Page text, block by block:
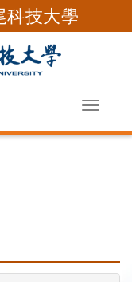
科技大學
Toggle